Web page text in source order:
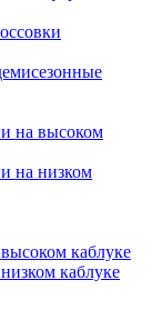
на высоком
на низком
каблуке
каблуке